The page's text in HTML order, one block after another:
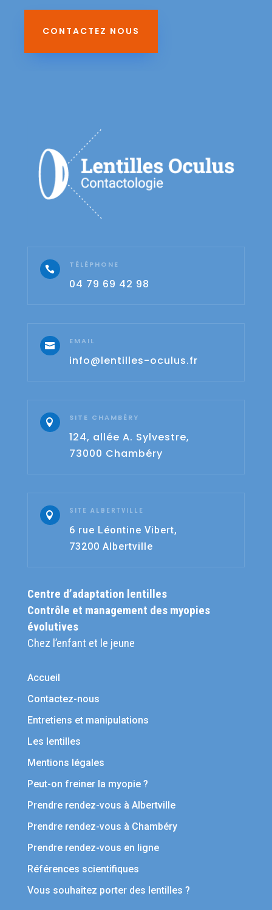
CONTACTEZ NOUS
 TÉLÉPHONE
04 79 69 42 98
 EMAIL
info@lentilles-oculus.fr
 SITE CHAMBÉRY
124, allée A. Sylvestre,
73000 Chambéry
 SITE ALBERTVILLE
6 rue Léontine Vibert,
73200 Albertville
Centre d’adaptation lentilles
Contrôle et management des myopies
évolutives
Chez l’enfant et le jeune
Accueil
Contactez-nous
Entretiens et manipulations
Les lentilles
Mentions légales
Peut-on freiner la myopie ?
Prendre rendez-vous à Albertville
Prendre rendez-vous à Chambéry
Prendre rendez-vous en ligne
Références scientifiques
Vous souhaitez porter des lentilles ?